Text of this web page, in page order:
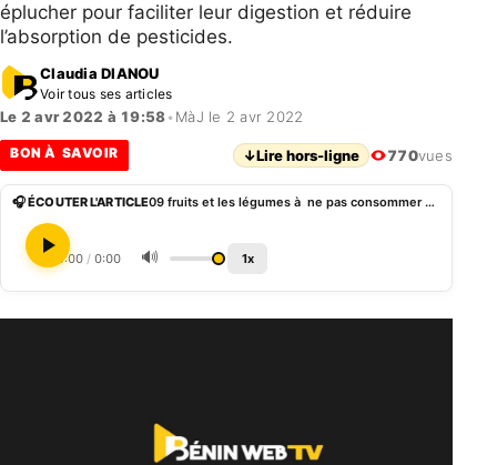
éplucher pour faciliter leur digestion et réduire
l’absorption de pesticides.
Claudia DIANOU
Voir tous ses articles
Le 2 avr 2022 à 19:58• MàJ le 2 avr 2022
BON À SAVOIR ↓Lire hors-ligne 770vues
🎧 ÉCOUTER L'ARTICLE 09 fruits et les légumes à ne pas consommer avec la peau
0:00 / 0:00 🔊 1x